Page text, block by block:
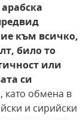
към всичко,
било то
или
си
като обмена в
и сирийски